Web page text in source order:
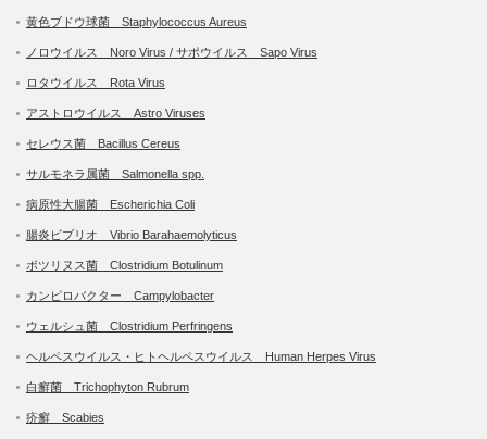
黄色ブドウ球菌 Staphylococcus Aureus
ノロウイルス Noro Virus / サポウイルス Sapo Virus
ロタウイルス Rota Virus
アストロウイルス Astro Viruses
セレウス菌 Bacillus Cereus
サルモネラ属菌 Salmonella spp.
病原性大腸菌 Escherichia Coli
腸炎ビブリオ Vibrio Barahaemolyticus
ボツリヌス菌 Clostridium Botulinum
カンピロバクター Campylobacter
ウェルシュ菌 Clostridium Perfringens
ヘルペスウイルス・ヒトヘルペスウイルス Human Herpes Virus
白癬菌 Trichophyton Rubrum
疥癬 Scabies